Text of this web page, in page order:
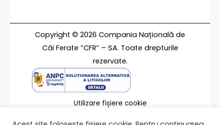
Copyright © 2026 Compania Națională de
Căi Ferate ”CFR” – SA. Toate drepturile
rezervate.
Utilizare fișiere cookie